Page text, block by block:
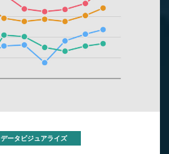
データビジュアライズ